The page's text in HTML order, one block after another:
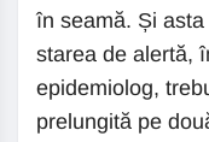
în seamă. Și
starea de alertă,
epidemiolog,
prelungită pe